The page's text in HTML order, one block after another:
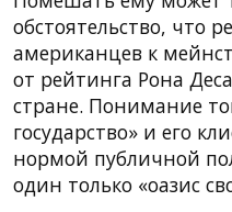
обстоятельство, что
американцев к
от рейтинга Рона
стране. Понимание
государство» и его
нормой публичной
один только «оазис